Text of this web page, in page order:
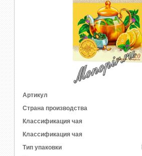
Артикул
Страна производства
Классификация чая
Классификация чая
Тип упаковки